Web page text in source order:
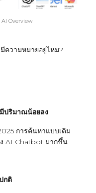
Overview
ความหมายอยู่ไหม?
ปริมาณน้อยลง
การค้นหาแบบเดิม
ง AI Chatbot มากขึ้น
กติ